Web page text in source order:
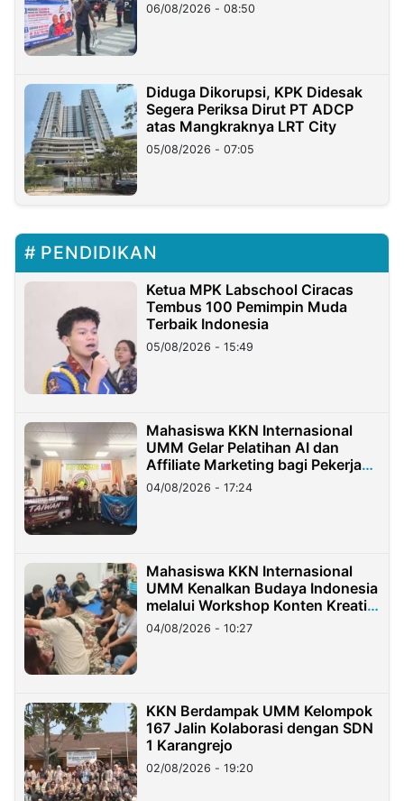
06/08/2026 - 08:50
Diduga Dikorupsi, KPK Didesak
Segera Periksa Dirut PT ADCP
atas Mangkraknya LRT City
05/08/2026 - 07:05
PENDIDIKAN
Ketua MPK Labschool Ciracas
Tembus 100 Pemimpin Muda
Terbaik Indonesia
05/08/2026 - 15:49
Mahasiswa KKN Internasional
UMM Gelar Pelatihan AI dan
Affiliate Marketing bagi Pekerja
Migran Indonesia di Taiwan
04/08/2026 - 17:24
Mahasiswa KKN Internasional
UMM Kenalkan Budaya Indonesia
melalui Workshop Konten Kreatif
di Taiwan
04/08/2026 - 10:27
KKN Berdampak UMM Kelompok
167 Jalin Kolaborasi dengan SDN
1 Karangrejo
02/08/2026 - 19:20